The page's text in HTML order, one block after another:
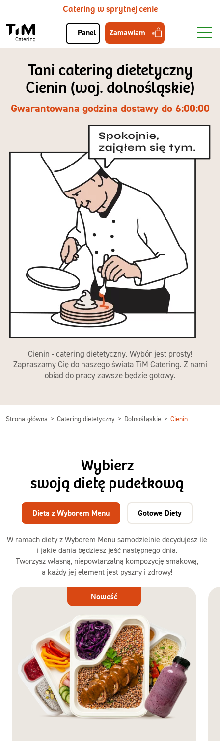
Catering w sprytnej cenie
Panel Zamawiam
Tani catering dietetyczny
Cienin (woj. dolnośląskie)
Gwarantowana godzina dostawy do 6:00:00
Cienin - catering dietetyczny. Wybór jest prosty!
Zapraszamy Cię do naszego świata TiM Catering. Z nami
obiad do pracy zawsze będzie gotowy.
Strona główna Catering dietetyczny Dolnośląskie Cienin
Wybierz
swoją dietę pudełkową
W ramach diety z Wyborem Menu samodzielnie decydujesz ile
i jakie dania będziesz jeść następnego dnia.
Tworzysz własną, niepowtarzalną kompozycję smakową,
a każdy jej element jest pyszny i zdrowy!
Dieta z Wyborem Menu Gotowe Diety
Dieta
Nowość